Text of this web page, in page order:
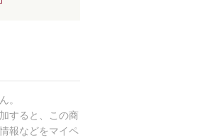
。
すると、この商
報などをマイペ